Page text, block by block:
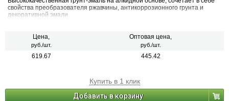
свойства преобразователя ржавчины, антикоррозионного грунта и
декоративной эмали.
Цена,
руб./шт.
Оптовая цена,
руб./шт.
619.67 445.42
Купить в 1 клик
Добавить в корзину